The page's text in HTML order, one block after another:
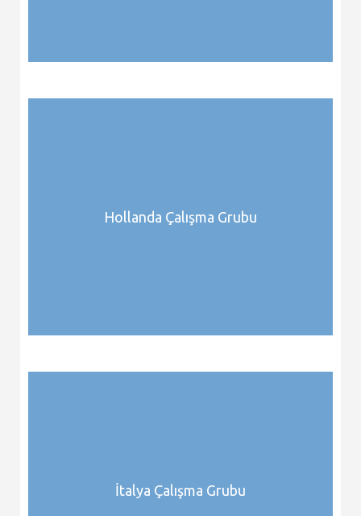
Hollanda Çalışma Grubu
İtalya Çalışma Grubu